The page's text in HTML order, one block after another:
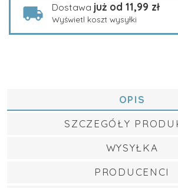
Dostawa już od 11,99 zł
Wyświetl koszt wysyłki
OPIS
SZCZEGÓŁY
WYSYŁKA
PRODUCENCI